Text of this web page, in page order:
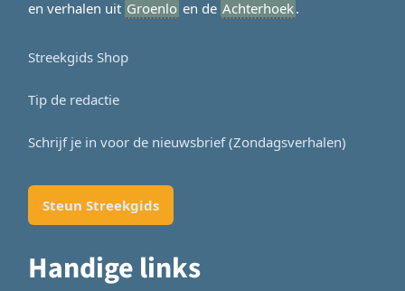
en verhalen uit Groenlo en de Achterhoek.
Streekgids Shop
Tip de redactie
Schrijf je in voor de nieuwsbrief (Zondagsverhalen)
Steun Streekgids
Handige links